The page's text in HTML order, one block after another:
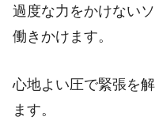
過度な力をかけない
働きかけます。
心地よい圧で緊張を
ます。